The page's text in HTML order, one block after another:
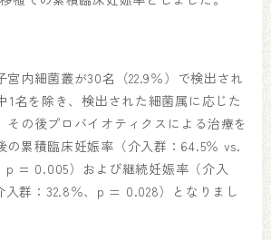
内細菌叢が30名（22.9％）で検出され
1名を除き、検出された細菌属に応じた
その後プロバイオティクスによる治療を
の累積臨床妊娠率（介入群：64.5％ vs.
p = 0.005）および継続妊娠率（介入
入群：32.8％、p = 0.028）となりまし